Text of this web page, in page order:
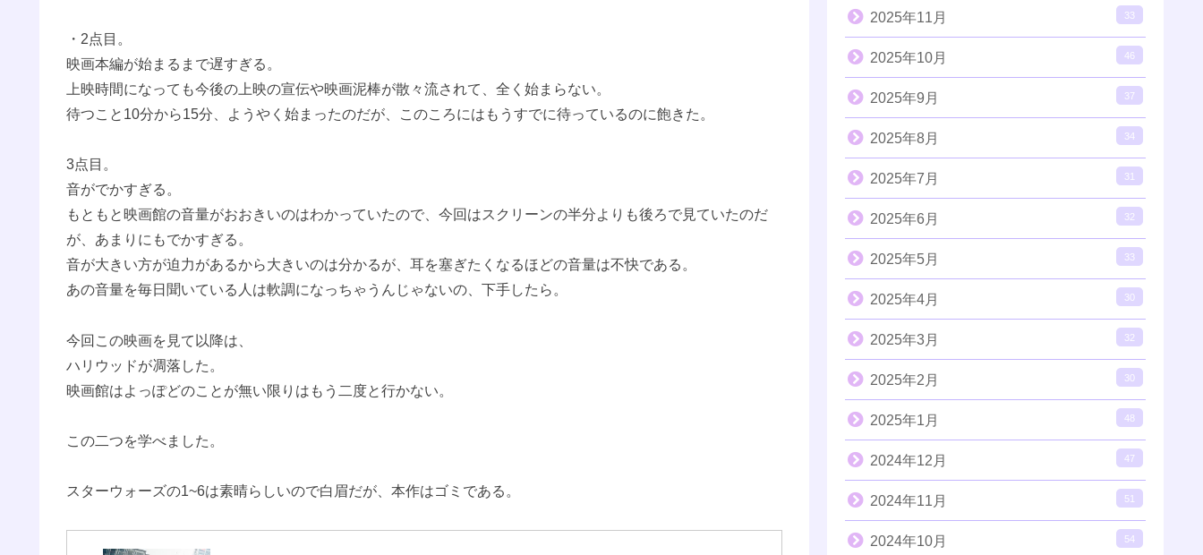
・2点目。
映画本編が始まるまで遅すぎる。
上映時間になっても今後の上映の宣伝や映画泥棒が散々流されて、全く始まらない。
待つこと10分から15分、ようやく始まったのだが、このころにはもうすでに待っているのに飽きた。
3点目。
音がでかすぎる。
もともと映画館の音量がおおきいのはわかっていたので、今回はスクリーンの半分よりも後ろで見ていたのだ
が、あまりにもでかすぎる。
音が大きい方が迫力があるから大きいのは分かるが、耳を塞ぎたくなるほどの音量は不快である。
あの音量を毎日聞いている人は軟調になっちゃうんじゃないの、下手したら。
今回この映画を見て以降は、
ハリウッドが凋落した。
映画館はよっぽどのことが無い限りはもう二度と行かない。
この二つを学べました。
スターウォーズの1~6は素晴らしいので白眉だが、本作はゴミである。
2025年11月 33
2025年10月 46
2025年9月 37
2025年8月 34
2025年7月 31
2025年6月 32
2025年5月 33
2025年4月 30
2025年3月 32
2025年2月 30
2025年1月 48
2024年12月 47
2024年11月 51
2024年10月 54